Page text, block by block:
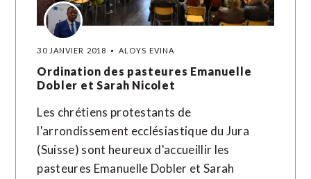
30 JANVIER 2018 ALOYS EVINA
Ordination des pasteures Emanuelle
Dobler et Sarah Nicolet
Les chrétiens protestants de
l'arrondissement ecclésiastique du Jura
(Suisse) sont heureux d'accueillir les
pasteures Emanuelle Dobler et Sarah